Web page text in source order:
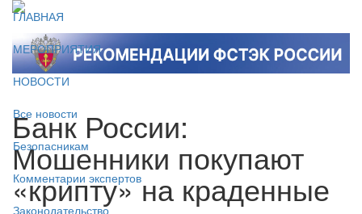
ГЛАВНАЯ
МЕРОПРИЯТИЯ
НОВОСТИ
Все новости
Безопасникам
Комментарии экспертов
Законодательство
Банк России:
Мошенники покупают
«крипту» на краденные